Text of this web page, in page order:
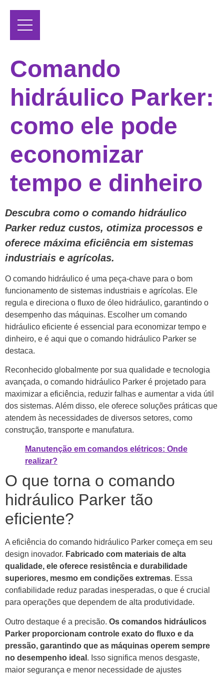
Comando
hidráulico Parker:
como ele pode
economizar
tempo e dinheiro
Descubra como o comando hidráulico
Parker reduz custos, otimiza processos e
oferece máxima eficiência em sistemas
industriais e agrícolas.
O comando hidráulico é uma peça-chave para o bom
funcionamento de sistemas industriais e agrícolas. Ele
regula e direciona o fluxo de óleo hidráulico, garantindo o
desempenho das máquinas. Escolher um comando
hidráulico eficiente é essencial para economizar tempo e
dinheiro, e é aqui que o comando hidráulico Parker se
destaca.
Reconhecido globalmente por sua qualidade e tecnologia
avançada, o comando hidráulico Parker é projetado para
maximizar a eficiência, reduzir falhas e aumentar a vida útil
dos sistemas. Além disso, ele oferece soluções práticas que
atendem às necessidades de diversos setores, como
construção, transporte e manufatura.
Manutenção em comandos elétricos: Onde
realizar?
O que torna o comando
hidráulico Parker tão
eficiente?
A eficiência do comando hidráulico Parker começa em seu
design inovador. Fabricado com materiais de alta
qualidade, ele oferece resistência e durabilidade
superiores, mesmo em condições extremas. Essa
confiabilidade reduz paradas inesperadas, o que é crucial
para operações que dependem de alta produtividade.
Outro destaque é a precisão. Os comandos hidráulicos
Parker proporcionam controle exato do fluxo e da
pressão, garantindo que as máquinas operem sempre
no desempenho ideal . Isso significa menos desgaste,
maior segurança e menor necessidade de ajustes